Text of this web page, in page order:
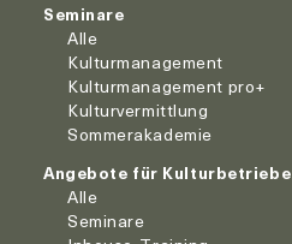
Seminare
Alle
Kulturmanagement
Kulturmanagement pro+
Kulturvermittlung
Sommerakademie
Angebote für Kulturbetriebe
Alle
Seminare